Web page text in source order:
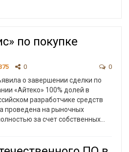
по покупке
0 0
о завершении сделки по
«Айтеко» 100% долей в
разработчике средств
проведена на рыночных
за счет собственных